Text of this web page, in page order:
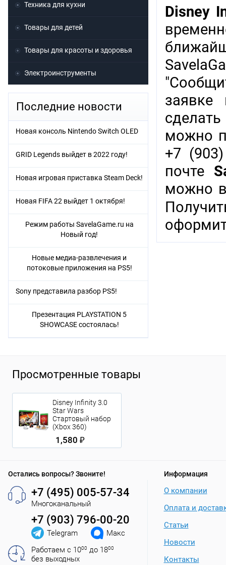
Disney
можно
+7
почте
можно
Техника для кухни
Товары для детей
Товары для красоты и здоровья
Электроинструменты
Последние новости
Новая консоль Nintendo Switch OLED
GRID Legends выйдет в 2022 году!
Новая игровая приставка Steam Deck!
Новая FIFA 22 выйдет 1 октября!
Режим работы SavelaGame.ru на
Новый год!
Новые медиа-развлечения и
потоковые приложения на PS5!
Sony представила разбор PS5!
Презентация PLAYSTATION 5
SHOWCASE состоялась!
Просмотренные товары
Disney Infinity 3.0
Star Wars
Стартовый набор
(Xbox 360)
1,580 ₽
Остались вопросы? Звоните!
+7 (495) 005-57-34
Многоканальный
+7 (903) 796-00-20
Telegram
Макс
Работаем с 1000 до 1800
без выходных
Информация
О компании
Оплата и
Статьи
Новости
Контакты